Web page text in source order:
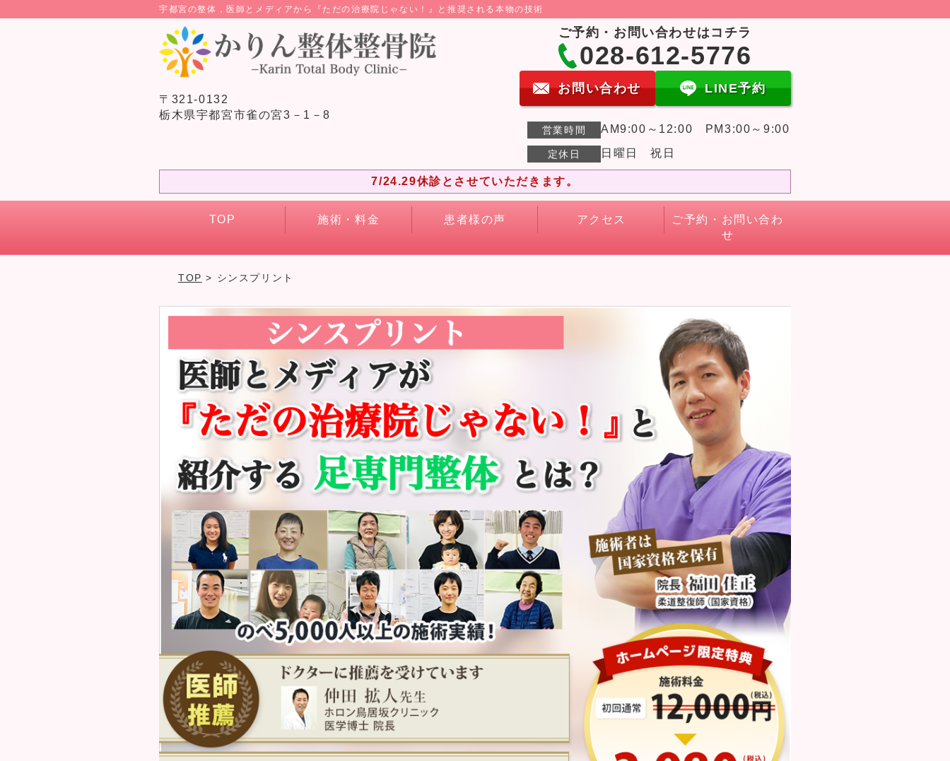
宇都宮の整体，医師とメディアから『ただの治療院じゃない！』と推奨される本物の技術
〒321-0132
栃木県宇都宮市雀の宮3－1－8
ご予約・お問い合わせはコチラ
028-612-5776
お問い合わせ LINE予約
営業時間 AM9:00～12:00 PM3:00～9:00
定休日 日曜日 祝日
7/24.29休診とさせていただきます。
TOP 施術・料金 患者様の声 アクセス
ご予約・お問い合わ
せ
TOP > シンスプリント